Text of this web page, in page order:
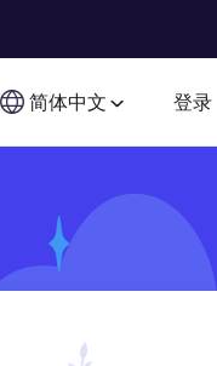
简体中文 登录